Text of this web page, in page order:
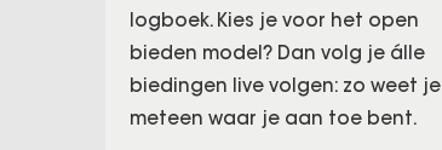
logboek. Kies je voor het open
bieden model? Dan volg je álle
biedingen live volgen: zo weet je
meteen waar je aan toe bent.